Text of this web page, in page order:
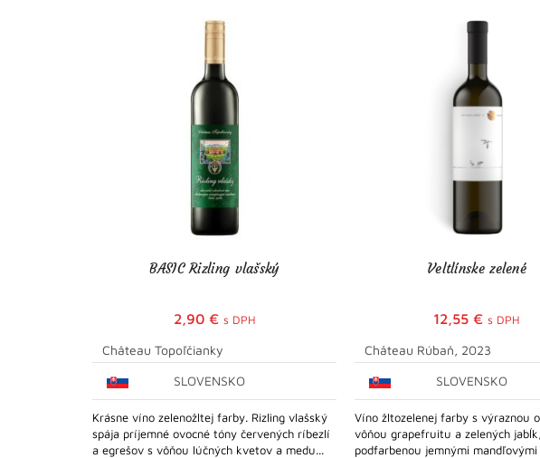
BASIC Rizling vlašský
2,90 € s DPH
Château Topoľčianky
SLOVENSKO
Krásne víno zelenožltej farby. Rizling vlašský
spája príjemné ovocné tóny červených ríbezlí
a egrešov s vôňou lúčných kvetov a medu...
Veltlínske zelené
12,55 € s DPH
Château Rúbaň, 2023
SLOVENSKO
Víno žltozelenej farby s výraznou
vôňou grapefruitu a zelených jabĺk,
podfarbenou jemnými mandľovými